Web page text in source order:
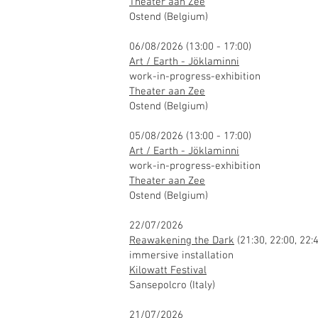
Ostend (Belgium)
06/08/2026 (13:00 - 17:00)
Art / Earth - Jöklaminni
work-in-progress-exhibition
Theater aan Zee
Ostend (Belgium)
05/08/2026 (13:00 - 17:00)
Art / Earth - Jöklaminni
work-in-progress-exhibition
Theater aan Zee
Ostend (Belgium)
22/07/2026
Reawakening the Dark (21:30, 22:00,
immersive installation
Kilowatt Festival
Sansepolcro (Italy)
21/07/2026